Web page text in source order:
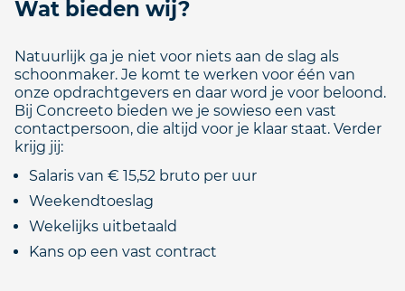
Wat bieden wij?
Natuurlijk ga je niet voor niets aan de slag als
schoonmaker. Je komt te werken voor één van
onze opdrachtgevers en daar word je voor beloond.
Bij Concreeto bieden we je sowieso een vast
contactpersoon, die altijd voor je klaar staat. Verder
krijg jij:
Salaris van € 15,52 bruto per uur
Weekendtoeslag
Wekelijks uitbetaald
Kans op een vast contract